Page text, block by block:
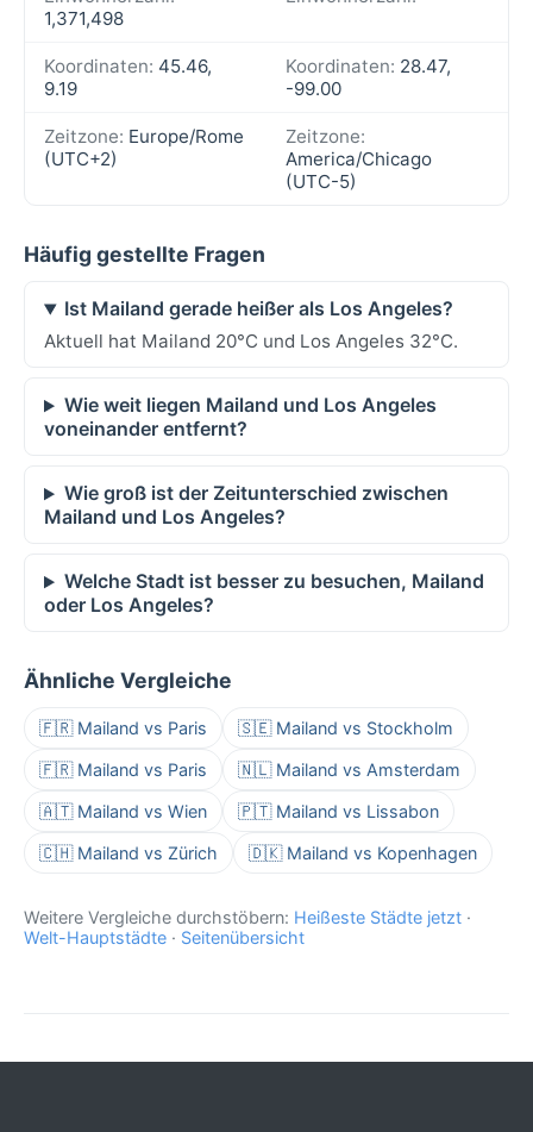
1,371,498
Koordinaten: 45.46,
9.19
Koordinaten: 28.47,
-99.00
Zeitzone: Europe/Rome
(UTC+2)
Zeitzone:
America/Chicago
(UTC-5)
Häufig gestellte Fragen
Ist Mailand gerade heißer als Los Angeles?
Aktuell hat Mailand 20°C und Los Angeles 32°C.
Wie weit liegen Mailand und Los Angeles
voneinander entfernt?
Wie groß ist der Zeitunterschied zwischen
Mailand und Los Angeles?
Welche Stadt ist besser zu besuchen, Mailand
oder Los Angeles?
Ähnliche Vergleiche
🇫🇷 Mailand vs Paris 🇸🇪 Mailand vs Stockholm
🇫🇷 Mailand vs Paris 🇳🇱 Mailand vs Amsterdam
🇦🇹 Mailand vs Wien 🇵🇹 Mailand vs Lissabon
🇨🇭 Mailand vs Zürich 🇩🇰 Mailand vs Kopenhagen
Weitere Vergleiche durchstöbern: Heißeste Städte jetzt ·
Welt-Hauptstädte · Seitenübersicht